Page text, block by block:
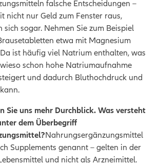
falsche Entscheidungen –
nicht nur Geld zum Fenster raus,
sich sogar. Nehmen Sie zum Beispiel
etwa mit Magnesium
ist häufig viel Natrium enthalten, was
schon hohe Natriumaufnahme
und dadurch Bluthochdruck und
Sie uns mehr Durchblick. Was versteht
dem Überbegriff
Nahrungsergänzungsmittel
Supplements genannt – gelten in der
und nicht als Arzneimittel.